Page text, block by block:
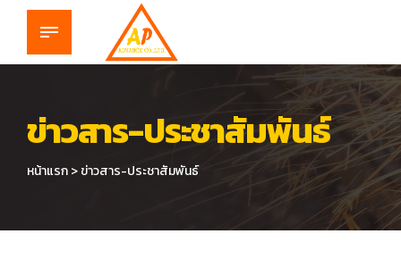
ข่าวสาร-ประชาสัมพันธ์
หน้าแรก > ข่าวสาร-ประชาสัมพันธ์